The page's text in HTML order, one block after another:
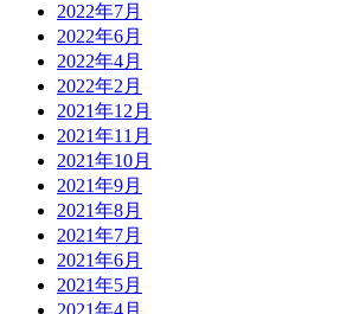
2022年7月
2022年6月
2022年4月
2022年2月
2021年12月
2021年11月
2021年10月
2021年9月
2021年8月
2021年7月
2021年6月
2021年5月